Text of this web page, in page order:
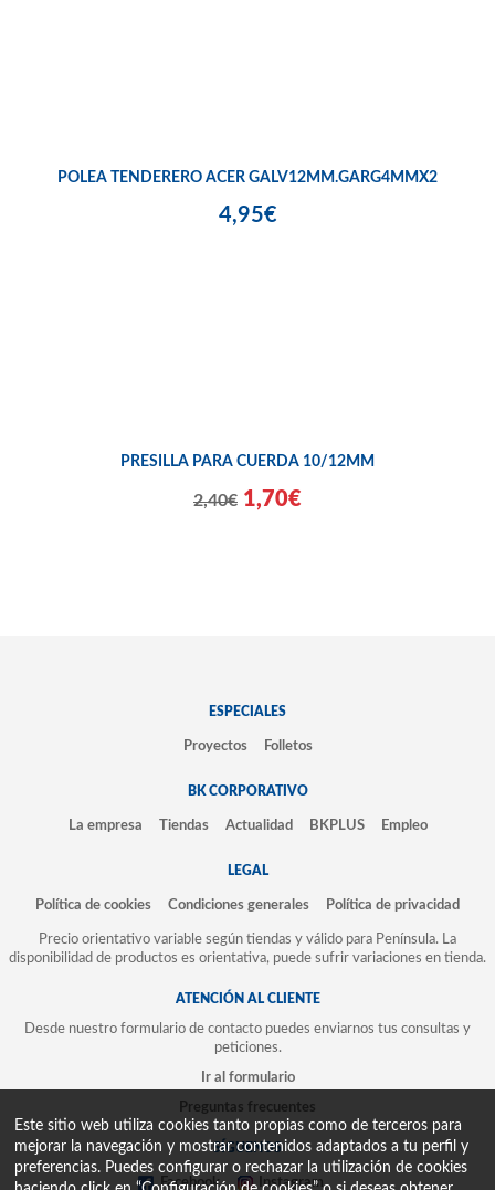
POLEA TENDERERO ACER GALV12MM.GARG4MMX2
4,95€
PRESILLA PARA CUERDA 10/12MM
2,40€ 1,70€
ESPECIALES
Proyectos Folletos
BK CORPORATIVO
La empresa Tiendas Actualidad BKPLUS Empleo
LEGAL
Política de cookies Condiciones generales Política de privacidad
Precio orientativo variable según tiendas y válido para Península. La
disponibilidad de productos es orientativa, puede sufrir variaciones en tienda.
ATENCIÓN AL CLIENTE
Desde nuestro formulario de contacto puedes enviarnos tus consultas y
peticiones.
Ir al formulario
Preguntas frecuentes
SÍGUENOS
Facebook Instagram
Este sitio web utiliza cookies tanto propias como de terceros para
mejorar la navegación y mostrar contenidos adaptados a tu perfil y
preferencias. Puedes configurar o rechazar la utilización de cookies